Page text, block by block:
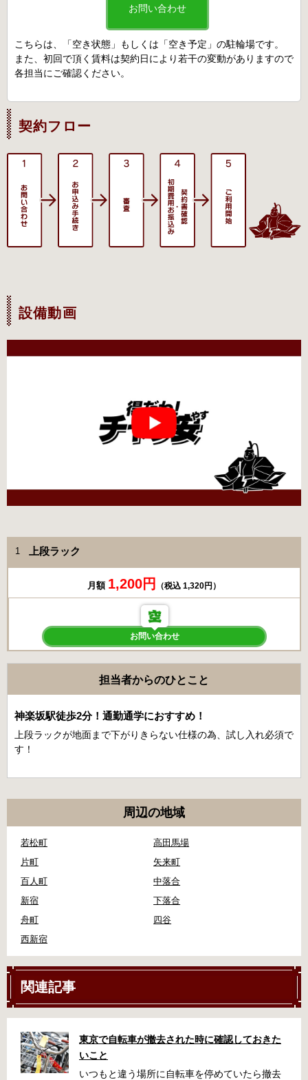
お問い合わせ
こちらは、「空き状態」もしくは「空き予定」の駐輪場です。
また、初回で頂く賃料は契約日により若干の変動がありますので
各担当にご確認ください。
契約フロー
設備動画
1 上段ラック
月額 1,200円 （税込 1,320円）
お問い合わせ
担当者からのひとこと
神楽坂駅徒歩2分！通勤通学におすすめ！
上段ラックが地面まで下がりきらない仕様の為、試し入れ必須で
す！
周辺の地域
若松町
高田馬場
片町
矢来町
百人町
中落合
新宿
下落合
舟町
四谷
西新宿
関連記事
東京で自転車が撤去された時に確認しておきた
いこと
いつもと違う場所に自転車を停めていたら撤去